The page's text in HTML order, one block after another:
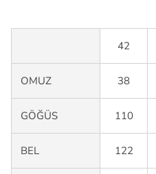
42
OMUZ 38
GÖĞÜS 110
BEL 122